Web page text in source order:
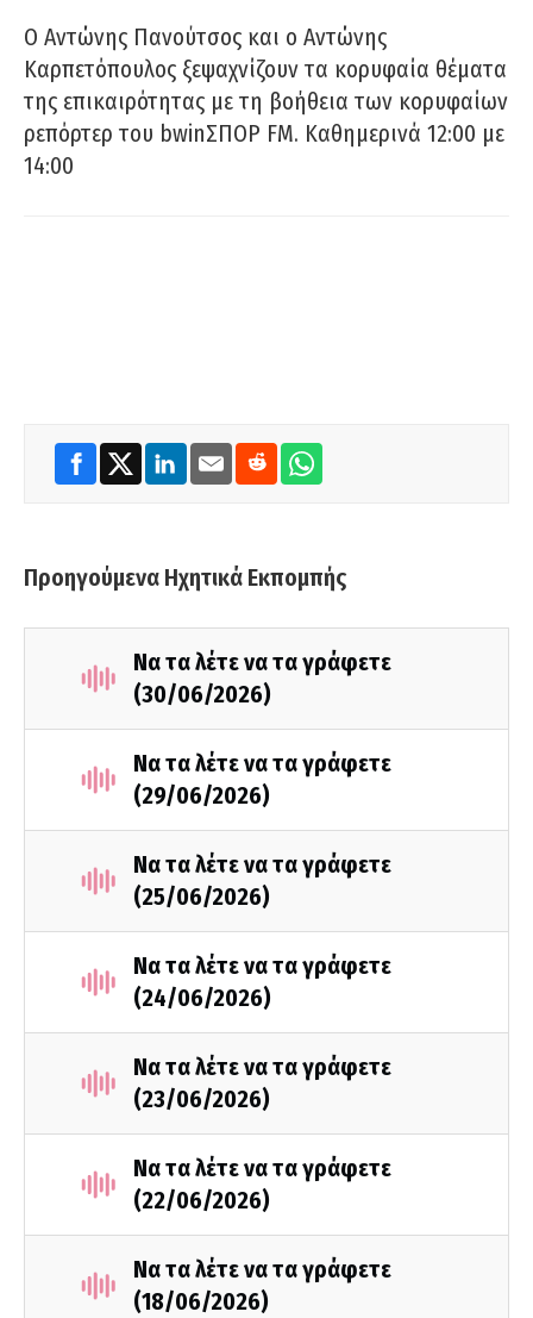
Ο Αντώνης Πανούτσος και ο Αντώνης
Καρπετόπουλος ξεψαχνίζουν τα κορυφαία θέματα
της επικαιρότητας με τη βοήθεια των κορυφαίων
ρεπόρτερ του bwinΣΠΟΡ FM. Καθημερινά 12:00 με
14:00
Προηγούμενα Ηχητικά Εκπομπής
Να τα λέτε να τα γράφετε
(30/06/2026)
Να τα λέτε να τα γράφετε
(29/06/2026)
Να τα λέτε να τα γράφετε
(25/06/2026)
Να τα λέτε να τα γράφετε
(24/06/2026)
Να τα λέτε να τα γράφετε
(23/06/2026)
Να τα λέτε να τα γράφετε
(22/06/2026)
Να τα λέτε να τα γράφετε
(18/06/2026)